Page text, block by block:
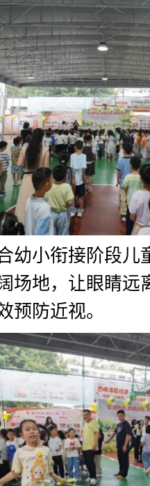
幼小衔接阶段儿
场地，让眼睛
预防近视。